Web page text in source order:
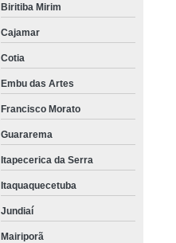
Biritiba Mirim
Cajamar
Cotia
Embu das Artes
Francisco Morato
Guararema
Itapecerica da Serra
Itaquaquecetuba
Jundiaí
Mairiporã